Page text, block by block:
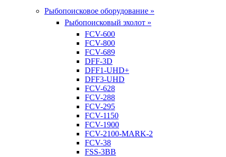
Рыбопоисковое оборудование »
Рыбопоисковый эхолот »
FCV-600
FCV-800
FCV-689
DFF-3D
DFF1-UHD+
DFF3-UHD
FCV-628
FCV-288
FCV-295
FCV-1150
FCV-1900
FCV-2100-MARK-2
FCV-38
FSS-3BB